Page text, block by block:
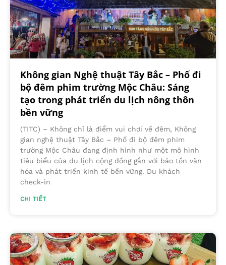
Không gian Nghệ thuật Tây Bắc – Phố đi
bộ đêm phim trường Mộc Châu: Sáng
tạo trong phát triển du lịch nông thôn
bền vững
(TITC) – Không chỉ là điểm vui chơi về đêm, Không
gian nghệ thuật Tây Bắc – Phố đi bộ đêm phim
trường Mộc Châu đang định hình như một mô hình
tiêu biểu của du lịch cộng đồng gắn với bảo tồn văn
hóa và phát triển kinh tế bền vững. Du khách
check-in
CHI TIẾT